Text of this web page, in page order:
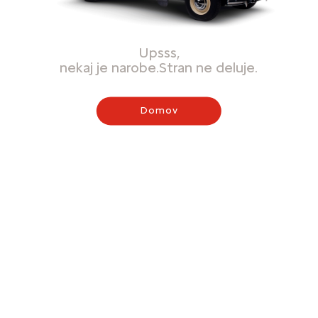
Upsss,
nekaj je narobe.Stran ne deluje.
Domov